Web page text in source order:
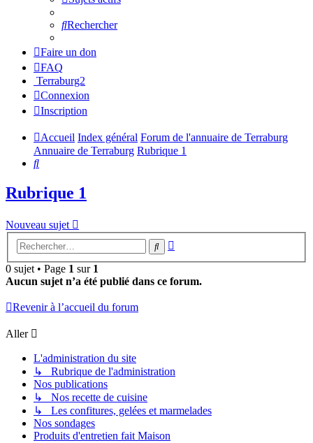
Rechercher
Faire un don
FAQ
Terraburg2
Connexion
Inscription
Accueil Index général Forum de l'annuaire de Terraburg
Annuaire de Terraburg Rubrique 1
Rechercher
Rubrique 1
Nouveau sujet
Rechercher
0 sujet • Page 1 sur 1
Aucun sujet n’a été publié dans ce forum.
Revenir à l’accueil du forum
Aller
L'administration du site
↳ Rubrique de l'administration
Nos publications
↳ Nos recette de cuisine
↳ Les confitures, gelées et marmelades
Nos sondages
Produits d'entretien fait Maison